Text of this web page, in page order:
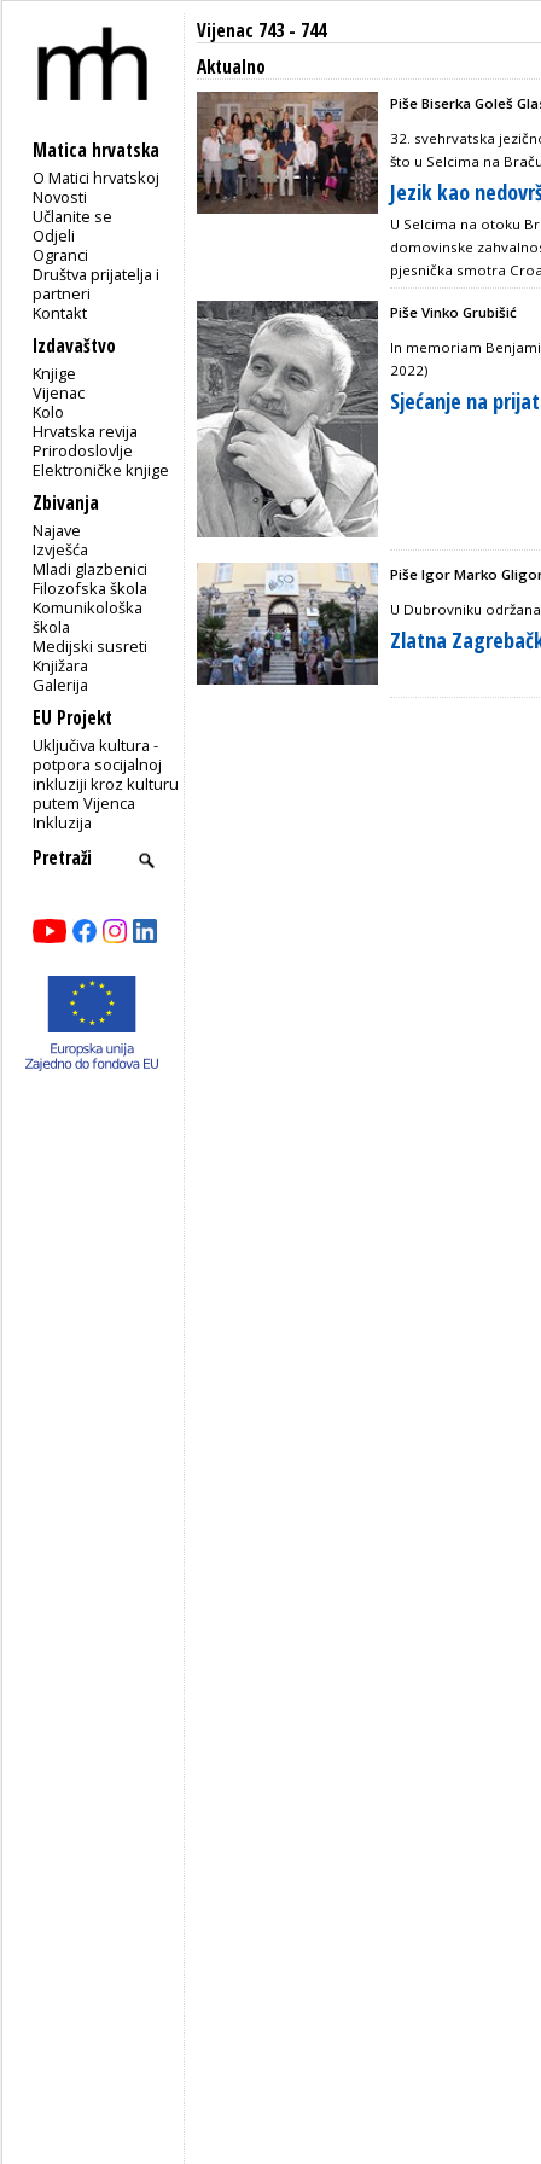
Matica hrvatska
O Matici hrvatskoj
Novosti
Učlanite se
Odjeli
Ogranci
Društva prijatelja i
partneri
Kontakt
Izdavaštvo
Knjige
Vijenac
Kolo
Hrvatska revija
Prirodoslovlje
Elektroničke knjige
Zbivanja
Najave
Izvješća
Mladi glazbenici
Filozofska škola
Komunikološka
škola
Medijski susreti
Knjižara
Galerija
EU Projekt
Uključiva kultura -
potpora socijalnoj
inkluziji kroz kulturu
putem Vijenca
Inkluzija
Vijenac 743 - 744
Aktualno
Piše Biserka Goleš
32. svehrvatska
što u Selcima na
Jezik kao
U Selcima na otoku
domovinske
pjesnička smotra
Piše Vinko Grubišić
In memoriam
2022)
Sjećanje na
Piše Igor Marko
U Dubrovniku
Zlatna